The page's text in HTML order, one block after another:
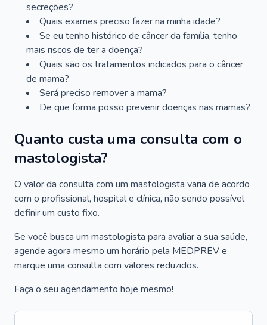
secreções?
Quais exames preciso fazer na minha idade?
Se eu tenho histórico de câncer da família, tenho
mais riscos de ter a doença?
Quais são os tratamentos indicados para o câncer
de mama?
Será preciso remover a mama?
De que forma posso prevenir doenças nas mamas?
Quanto custa uma consulta com o
mastologista?
O valor da consulta com um mastologista varia de acordo
com o profissional, hospital e clínica, não sendo possível
definir um custo fixo.
Se você busca um mastologista para avaliar a sua saúde,
agende agora mesmo um horário pela MEDPREV e
marque uma consulta com valores reduzidos.
Faça o seu agendamento hoje mesmo!